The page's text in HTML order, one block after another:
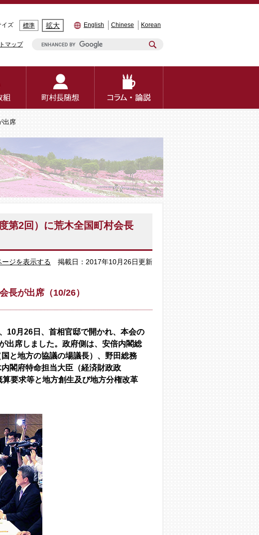
イズ 標準 拡大 English Chinese Korean
マップ
出席
第2回）に荒木全国町村会長
ージを表示する 掲載日：2017年10月26日更新
長が出席（10/26）
10月26日、首相官邸で開かれ、本会の
出席しました。政府側は、安倍内閣総
と地方の協議の場議長）、野田総務
閣府特命担当大臣（経済財政政
要求等と地方創生及び地方分権改革